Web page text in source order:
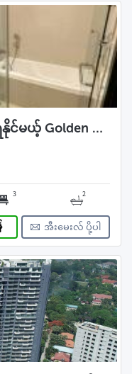
1Sqftကို 560000စွန်းစွန်းဖြင့် ရနိုင်မယ့် Golden Cityကွန်ဒို 3bedroom အခန်းကျယ်ရောင်းမည်
3 2
အီးမေးလ် ပို့ပါ